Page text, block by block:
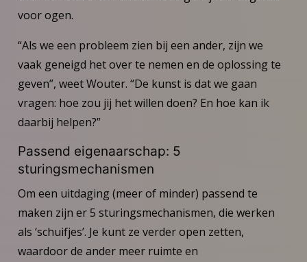
voor ogen.
“Als we een probleem zien bij een ander, zijn we
vaak geneigd het over te nemen en de oplossing te
geven”, weet Wouter. “De kunst is dat we gaan
vragen: hoe zou jij het willen doen? En hoe kan ik
daarbij helpen?”
Passend eigenaarschap: 5
sturingsmechanismen
Om een uitdaging (meer of minder) passend te
maken zijn er 5 sturingsmechanismen, die werken
als ‘schuifjes’. Je kunt ze verder open zetten,
waardoor de ander meer ruimte en